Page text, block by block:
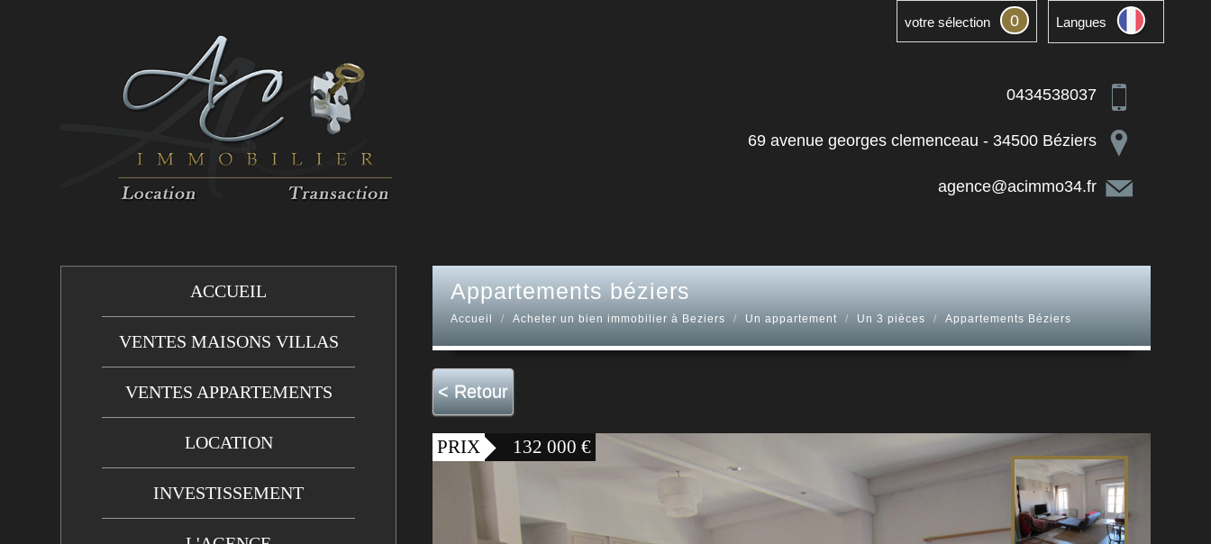
votre sélection 0 Langues
0434538037
69 avenue georges clemenceau - 34500 Béziers
agence@acimmo34.fr
ACCUEIL
VENTES MAISONS VILLAS
VENTES APPARTEMENTS
LOCATION
INVESTISSEMENT
appartements béziers
Accueil Acheter un bien immobilier à Beziers Un appartement Un 3 pièces Appartements Béziers
< Retour
PRIX 132 000 €